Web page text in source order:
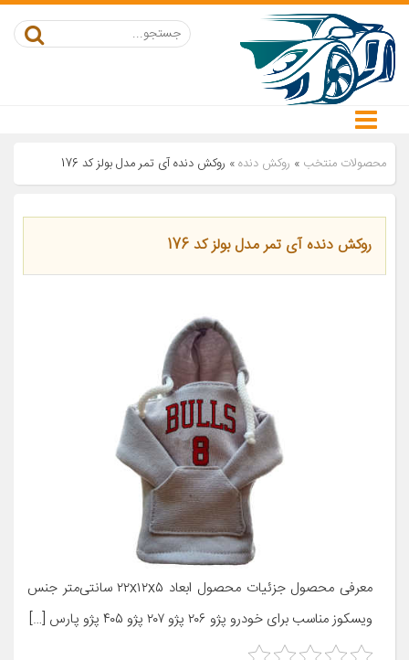
محصولات منتخب » روکش دنده» روکش دنده آی تمر مدل بولز کد 176
روکش دنده آی تمر مدل بولز کد 176
معرفی محصول جزئیات محصول ابعاد ۲۲x۱۲x۵ سانتی‌متر جنس
ویسکوز مناسب برای خودرو پژو ۲۰۶ پژو ۲۰۷ پژو ۴۰۵ پژو پارس […]